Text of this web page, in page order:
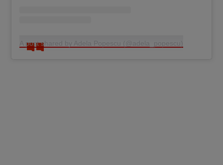
A post shared by Adela Popescu (@adela_popescu)